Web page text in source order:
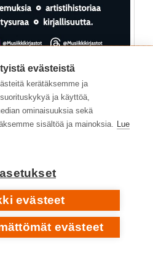
1980-luku
,Grapefruit Tree,Helenius
Dile,Kukkonen Veli-Sakari
,Paajanen,Perusjätkä
,rock,Suomi,Superstar
evästeistä
kerätäksemme ja
ja käyttöä,
ominaisuuksia sekä
sisältöä ja mainoksia. Lue
evästeet
evästeet